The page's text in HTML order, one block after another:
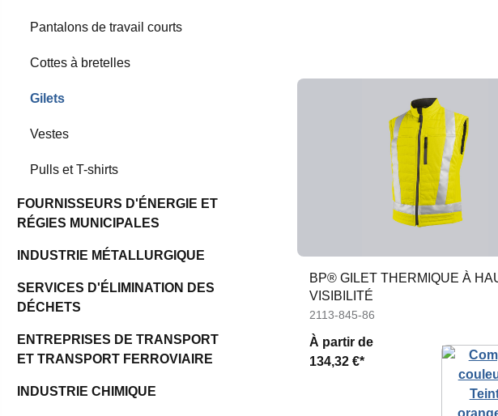
Pantalons de travail courts
Cottes à bretelles
Gilets
Vestes
Pulls et T-shirts
FOURNISSEURS D'ÉNERGIE ET
RÉGIES MUNICIPALES
INDUSTRIE MÉTALLURGIQUE
SERVICES D'ÉLIMINATION DES
DÉCHETS
ENTREPRISES DE TRANSPORT
ET TRANSPORT FERROVIAIRE
INDUSTRIE CHIMIQUE
BP® GILET THERMIQUE À
VISIBILITÉ
2113-845-86
À partir de
134,32 €*